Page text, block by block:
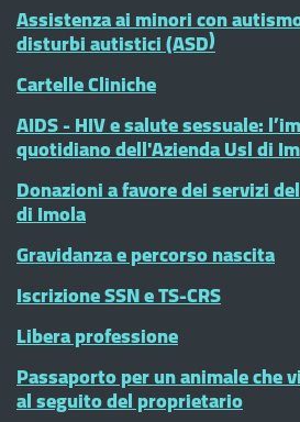
Assistenza ai minori con
disturbi autistici (ASD)
Cartelle Cliniche
AIDS - HIV e salute sessuale:
quotidiano dell'Azienda Usl di
Donazioni a favore dei servizi
di Imola
Gravidanza e percorso nascita
Iscrizione SSN e TS-CRS
Libera professione
Passaporto per un animale che
al seguito del proprietario